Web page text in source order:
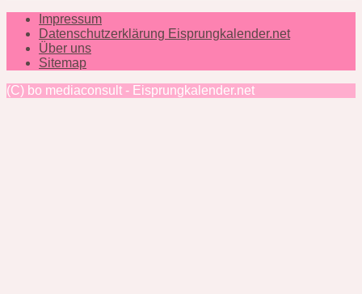
Impressum
Datenschutzerklärung Eisprungkalender.net
Über uns
Sitemap
(C) bo mediaconsult - Eisprungkalender.net